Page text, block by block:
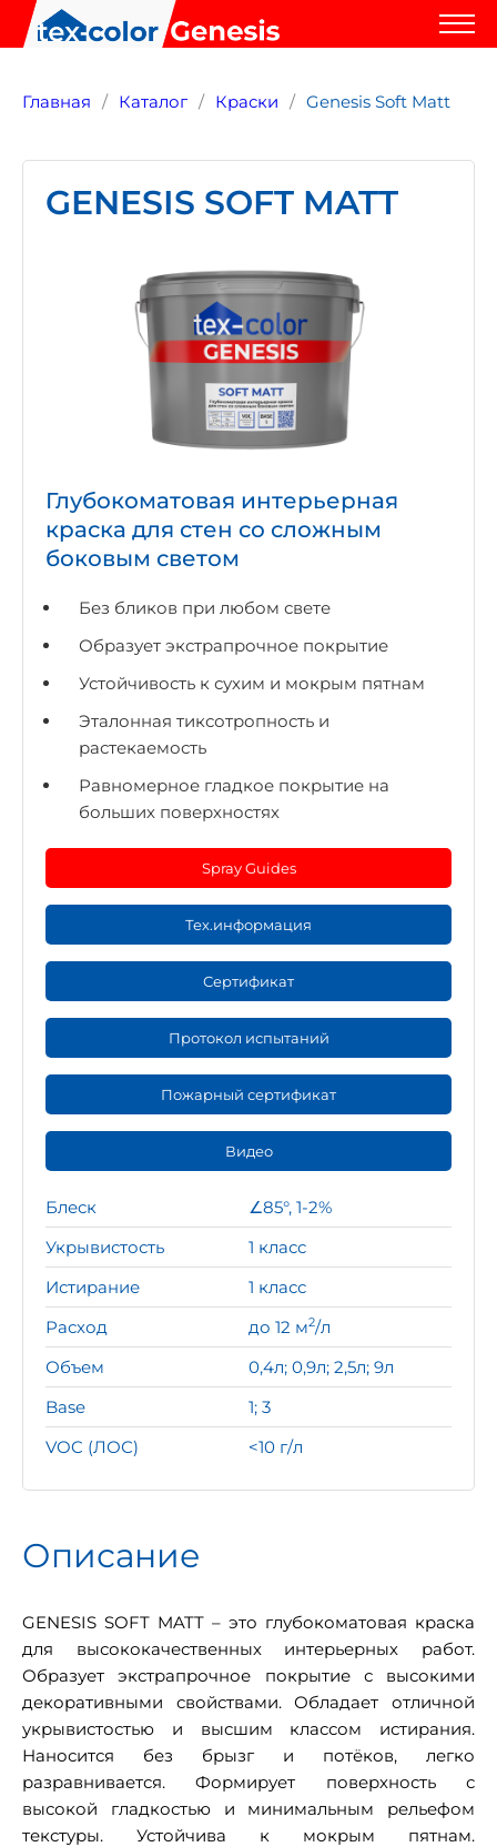
Главная Каталог Краски Genesis Soft Matt
GENESIS SOFT MATT
Глубокоматовая интерьерная
краска для стен со сложным
боковым светом
Без бликов при любом свете
Образует экстрапрочное покрытие
Устойчивость к сухим и мокрым пятнам
Эталонная тиксотропность и
растекаемость
Равномерное гладкое покрытие на
больших поверхностях
Spray Guides
Тех.информация
Сертификат
Протокол испытаний
Пожарный сертификат
Видео
Блеск
∠85°, 1-2%
Укрывистость
1 класс
Истирание
1 класс
Расход
до 12 м2/л
Объем
0,4л; 0,9л; 2,5л; 9л
Base
1; 3
VOC (ЛОС)
<10 г/л
Описание
GENESIS SOFT MATT – это глубокоматовая краска
для высококачественных интерьерных работ.
Образует экстрапрочное покрытие с высокими
декоративными свойствами. Обладает отличной
укрывистостью и высшим классом истирания.
Наносится без брызг и потёков, легко
разравнивается. Формирует поверхность с
высокой гладкостью и минимальным рельефом
текстуры. Устойчива к мокрым пятнам.